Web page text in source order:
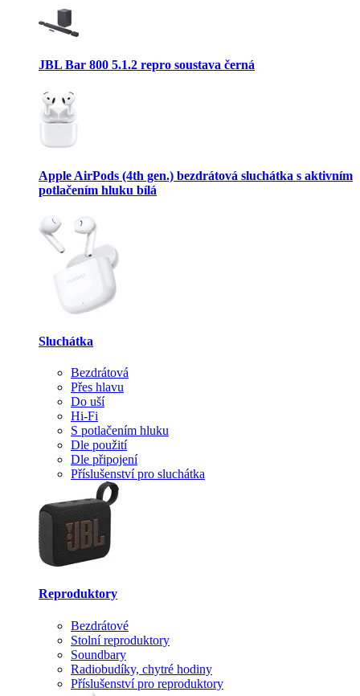
JBL Bar 800 5.1.2 repro soustava černá
Apple AirPods (4th gen.) bezdrátová sluchátka s aktivním
potlačením hluku bílá
Sluchátka
Bezdrátová
Přes hlavu
Do uší
Hi-Fi
S potlačením hluku
Dle použití
Dle připojení
Příslušenství pro sluchátka
Reproduktory
Bezdrátové
Stolní reproduktory
Soundbary
Radiobudíky, chytré hodiny
Příslušenství pro reproduktory